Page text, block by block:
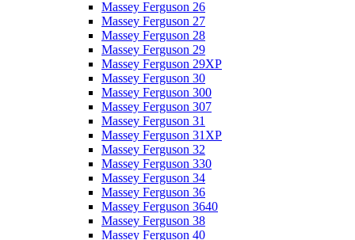
Massey Ferguson 26
Massey Ferguson 27
Massey Ferguson 28
Massey Ferguson 29
Massey Ferguson 29XP
Massey Ferguson 30
Massey Ferguson 300
Massey Ferguson 307
Massey Ferguson 31
Massey Ferguson 31XP
Massey Ferguson 32
Massey Ferguson 330
Massey Ferguson 34
Massey Ferguson 36
Massey Ferguson 3640
Massey Ferguson 38
Massey Ferguson 40